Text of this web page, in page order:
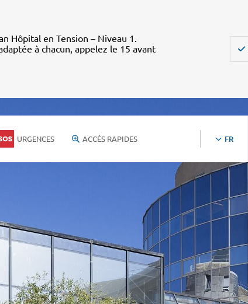
Hôpital en Tension – Niveau 1.
à chacun, appelez le 15 avant
URGENCES ACCÈS RAPIDES FR